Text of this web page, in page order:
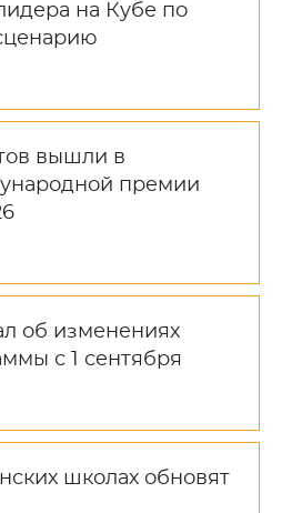
на Кубе по
вышли в
премии
об изменениях
с 1 сентября
школах обновят